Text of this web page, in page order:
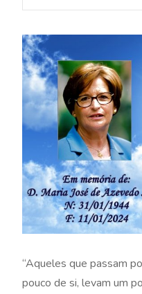
“Aqueles que passam
pouco de si, levam um